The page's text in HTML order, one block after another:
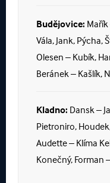
Budějovice:
Vála, Jank, Pýcha,
Olesen – Kubík,
Beránek – Kašlík,
Kladno: Dansk –
Pietroniro,
Audette – Klíma
Konečný, Forman